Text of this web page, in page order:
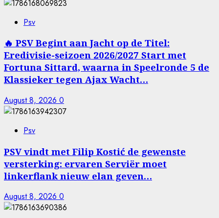
Psv
🔥 PSV Begint aan Jacht op de Titel:
Eredivisie-seizoen 2026/2027 Start met
Fortuna Sittard, waarna in Speelronde 5 de
Klassieker tegen Ajax Wacht…
August 8, 2026 0
Psv
PSV vindt met Filip Kostić de gewenste
versterking: ervaren Serviër moet
linkerflank nieuw elan geven…
August 8, 2026 0